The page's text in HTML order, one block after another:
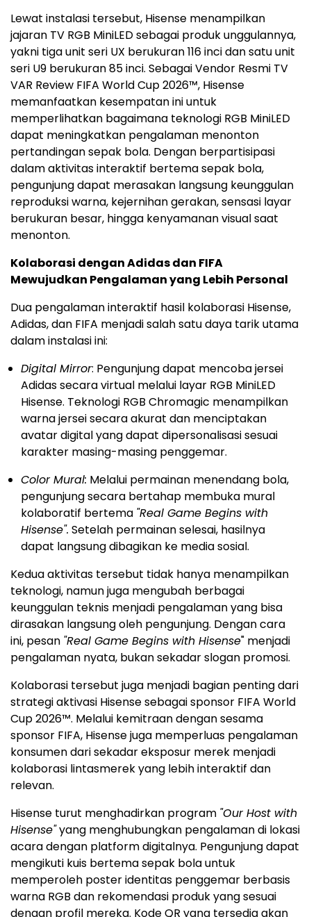
Lewat instalasi tersebut, Hisense menampilkan
jajaran TV RGB MiniLED sebagai produk unggulannya,
yakni tiga unit seri UX berukuran 116 inci dan satu unit
seri U9 berukuran 85 inci. Sebagai Vendor Resmi TV
VAR Review FIFA World Cup 2026™, Hisense
memanfaatkan kesempatan ini untuk
memperlihatkan bagaimana teknologi RGB MiniLED
dapat meningkatkan pengalaman menonton
pertandingan sepak bola. Dengan berpartisipasi
dalam aktivitas interaktif bertema sepak bola,
pengunjung dapat merasakan langsung keunggulan
reproduksi warna, kejernihan gerakan, sensasi layar
berukuran besar, hingga kenyamanan visual saat
menonton.
Kolaborasi dengan Adidas dan FIFA
Mewujudkan Pengalaman yang Lebih Personal
Dua pengalaman interaktif hasil kolaborasi Hisense,
Adidas, dan FIFA menjadi salah satu daya tarik utama
dalam instalasi ini:
Digital Mirror: Pengunjung dapat mencoba jersei
Adidas secara virtual melalui layar RGB MiniLED
Hisense. Teknologi RGB Chromagic menampilkan
warna jersei secara akurat dan menciptakan
avatar digital yang dapat dipersonalisasi sesuai
karakter masing-masing penggemar.
Color Mural: Melalui permainan menendang bola,
pengunjung secara bertahap membuka mural
kolaboratif bertema "Real Game Begins with
Hisense". Setelah permainan selesai, hasilnya
dapat langsung dibagikan ke media sosial.
Kedua aktivitas tersebut tidak hanya menampilkan
teknologi, namun juga mengubah berbagai
keunggulan teknis menjadi pengalaman yang bisa
dirasakan langsung oleh pengunjung. Dengan cara
ini, pesan "Real Game Begins with Hisense" menjadi
pengalaman nyata, bukan sekadar slogan promosi.
Kolaborasi tersebut juga menjadi bagian penting dari
strategi aktivasi Hisense sebagai sponsor FIFA World
Cup 2026™. Melalui kemitraan dengan sesama
sponsor FIFA, Hisense juga memperluas pengalaman
konsumen dari sekadar eksposur merek menjadi
kolaborasi lintasmerek yang lebih interaktif dan
relevan.
Hisense turut menghadirkan program "Our Host with
Hisense"yang menghubungkan pengalaman di lokasi
acara dengan platform digitalnya. Pengunjung dapat
mengikuti kuis bertema sepak bola untuk
memperoleh poster identitas penggemar berbasis
warna RGB dan rekomendasi produk yang sesuai
dengan profil mereka. Kode QR yang tersedia akan